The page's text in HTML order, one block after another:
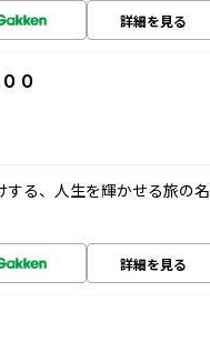
詳細を見る
０
る、人生を輝かせる旅の名
詳細を見る